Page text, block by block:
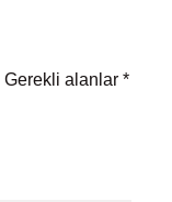
Gerekli alanlar *